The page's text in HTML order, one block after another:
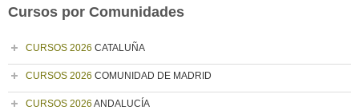
Cursos por Comunidades
CURSOS 2026 CATALUÑA
CURSOS 2026 COMUNIDAD DE MADRID
CURSOS 2026 ANDALUCÍA